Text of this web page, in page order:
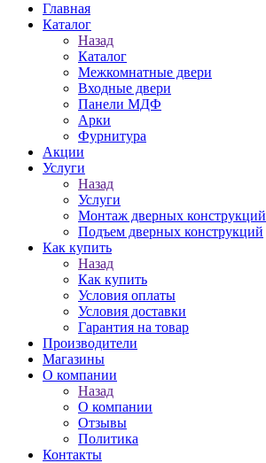
Главная
Каталог
Назад
Каталог
Межкомнатные двери
Входные двери
Панели МДФ
Арки
Фурнитура
Акции
Услуги
Назад
Услуги
Монтаж дверных конструкций
Подъем дверных конструкций
Как купить
Назад
Как купить
Условия оплаты
Условия доставки
Гарантия на товар
Производители
Магазины
О компании
Назад
О компании
Отзывы
Политика
Контакты